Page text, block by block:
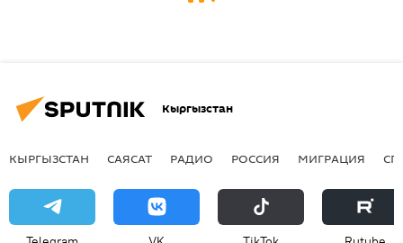
Кыргызстан
КЫРГЫЗСТАН САЯСАТ РАДИО РОССИЯ МИГРАЦИЯ